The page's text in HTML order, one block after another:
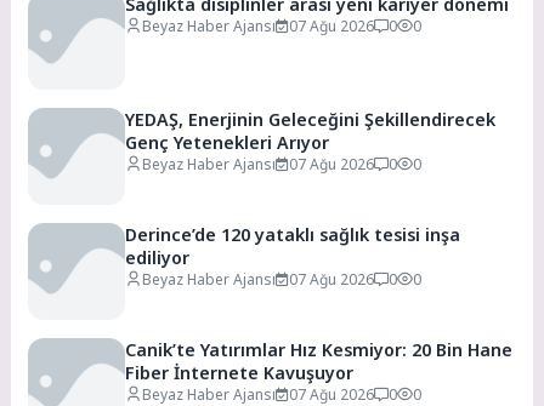
Beyaz Haber Ajansı 07 Ağu 2026 0 0
YEDAŞ, Enerjinin Geleceğini Şekillendirecek
Genç Yetenekleri Arıyor
Beyaz Haber Ajansı 07 Ağu 2026 0 0
Derince’de 120 yataklı sağlık tesisi inşa
ediliyor
Beyaz Haber Ajansı 07 Ağu 2026 0 0
Canik’te Yatırımlar Hız Kesmiyor: 20 Bin Hane
Fiber İnternete Kavuşuyor
Beyaz Haber Ajansı 07 Ağu 2026 0 0